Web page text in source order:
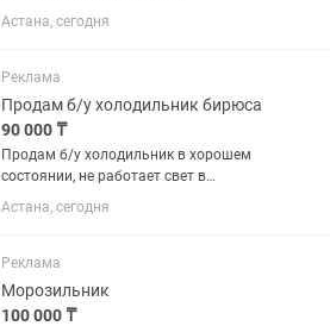
Астана, сегодня
Реклама
Продам б/у холодильник бирюса
90 000 ₸
Продам б/у холодильник в хорошем
состоянии, не работает свет в
холодильнике и одна дверка
морозильника отсутствует
Астана, сегодня
Реклама
Морозильник
100 000 ₸